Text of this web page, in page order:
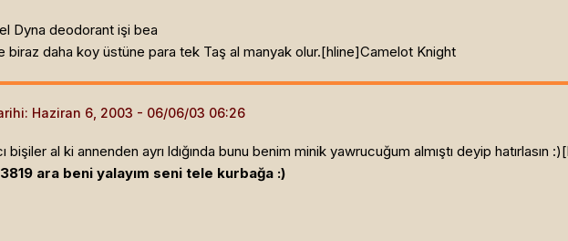
Dyna deodorant işi bea
biraz daha koy üstüne para tek Taş al manyak olur.[hline]Camelot Knight
Haziran 6, 2003
bişiler al ki annenden ayrı ldığında bunu benim minik yawrucuğum almıştı deyip hatırlasın
ara beni yalayım seni tele kurbağa :)